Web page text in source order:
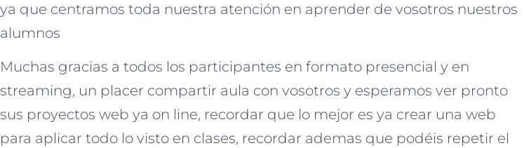
ya que centramos toda nuestra atención en aprender de vosotros nuestros
alumnos
Muchas gracias a todos los participantes en formato presencial y en
streaming, un placer compartir aula con vosotros y esperamos ver pronto
sus proyectos web ya on line, recordar que lo mejor es ya crear una web
para aplicar todo lo visto en clases, recordar ademas que podéis repetir el